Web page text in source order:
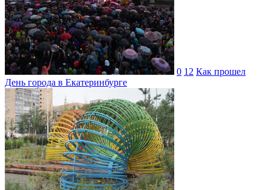
0 12 Как прошел
День города в Екатеринбурге